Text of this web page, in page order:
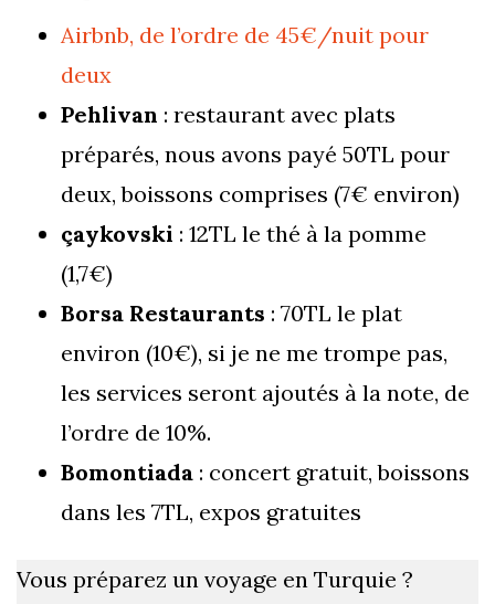
Airbnb, de l’ordre de 45€/nuit pour
deux
Pehlivan : restaurant avec plats
préparés, nous avons payé 50TL pour
deux, boissons comprises (7€ environ)
çaykovski : 12TL le thé à la pomme
(1,7€)
Borsa Restaurants : 70TL le plat
environ (10€), si je ne me trompe pas,
les services seront ajoutés à la note, de
l’ordre de 10%.
Bomontiada : concert gratuit, boissons
dans les 7TL, expos gratuites
Vous préparez un voyage en Turquie ?